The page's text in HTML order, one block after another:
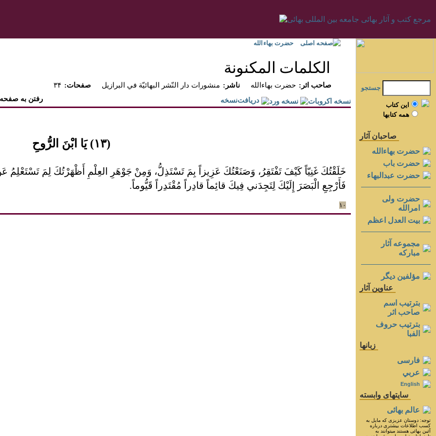
صفحه اصلی حضرت بهاءالله
الكلمات المكنونة
۳۴ :صفحات منشورات دار النّشر البهائيّة في البرازيل :ناشر حضرت بهاءالله
:صاحب اثر
رفتن به
(۱۳) يَا ابْنَ الرُّوحِ
خَلَقْتُكَ غَنِيّاً كَيْفَ تَفْتَقِرُ، وَصَنَعْتُكَ عَزِيزاً بِمَ تَسْتَذِلُّ، وَمِنْ جَوْهَرِ العِلْمِ أَظْهَرْتُكَ لِمَ
فَأَرْجِعِ الْبَصَرَ إِلَيْكَ لِتَجِدَني فِيكَ قائِماً قادِراً مُقْتَدِراً قَيُّوماً.
۱۰
جستجو
اين کتاب
همه کتابها
صاحبان آثار
حضرت بهاءالله
حضرت باب
حضرت عبدالبهاء
حضرت ولی
امرالله
بيت العدل اعظم
مجموعه آثار
مباركه
مؤلفين ديگر
عناوين آثار
بترتيب اسم
صاحب اثر
بترتيب حروف
الفبا
زبانها
فارسی
عربي
English
سايتهای وابسته
عالم بهائی
توجه: دوستان عزيزى كه مايل به
كسب اطلاعات بيشترى درباره
آئين بهائى هستند ميتوانند به